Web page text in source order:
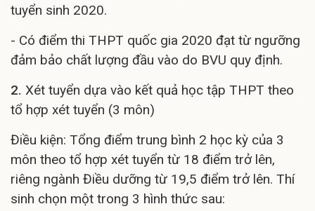
tuyển sinh 2020.
- Có điểm thi THPT quốc gia 2020 đạt từ ngưỡng
đảm bảo chất lượng đầu vào do BVU quy định.
2. Xét tuyển dựa vào kết quả học tập THPT theo
tổ hợp xét tuyển (3 môn)
Điều kiện: Tổng điểm trung bình 2 học kỳ của 3
môn theo tổ hợp xét tuyển từ 18 điểm trở lên,
riêng ngành Điều dưỡng từ 19,5 điểm trở lên. Thí
sinh chọn một trong 3 hình thức sau: